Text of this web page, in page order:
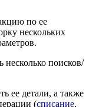
по ее
нескольких
поисков/
ее детали, а также
(списание,